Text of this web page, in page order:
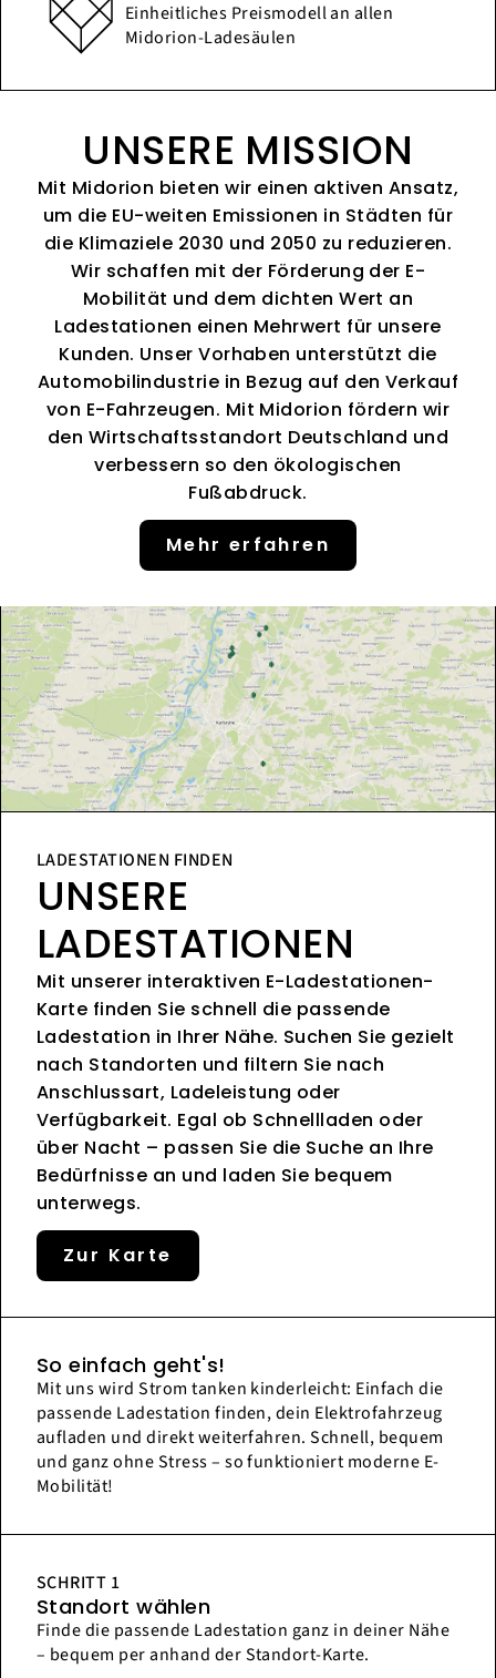
Einheitliches Preismodell an allen
Midorion-Ladesäulen
UNSERE MISSION
Mit Midorion bieten wir einen aktiven Ansatz,
um die EU-weiten Emissionen in Städten für
die Klimaziele 2030 und 2050 zu reduzieren.
Wir schaffen mit der Förderung der E-
Mobilität und dem dichten Wert an
Ladestationen einen Mehrwert für unsere
Kunden. Unser Vorhaben unterstützt die
Automobilindustrie in Bezug auf den Verkauf
von E-Fahrzeugen. Mit Midorion fördern wir
den Wirtschaftsstandort Deutschland und
verbessern so den ökologischen
Fußabdruck.
Mehr erfahren
LADESTATIONEN FINDEN
UNSERE
LADESTATIONEN
Mit unserer interaktiven E-Ladestationen-
Karte finden Sie schnell die passende
Ladestation in Ihrer Nähe. Suchen Sie gezielt
nach Standorten und filtern Sie nach
Anschlussart, Ladeleistung oder
Verfügbarkeit. Egal ob Schnellladen oder
über Nacht – passen Sie die Suche an Ihre
Bedürfnisse an und laden Sie bequem
unterwegs.
Zur Karte
So einfach geht's!
Mit uns wird Strom tanken kinderleicht: Einfach die
passende Ladestation finden, dein Elektrofahrzeug
aufladen und direkt weiterfahren. Schnell, bequem
und ganz ohne Stress – so funktioniert moderne E-
Mobilität!
SCHRITT 1
Standort wählen
Finde die passende Ladestation ganz in deiner Nähe
– bequem per anhand der Standort-Karte.